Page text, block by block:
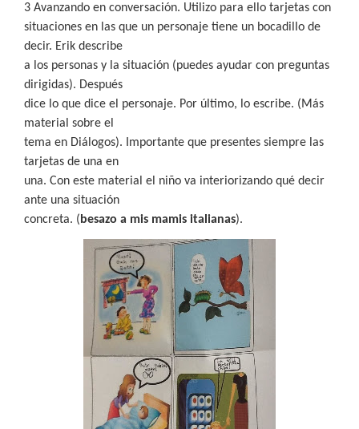
3 Avanzando en conversación. Utilizo para ello tarjetas con
situaciones en las que un personaje tiene un bocadillo de
decir. Erik describe
a los personas y la situación (puedes ayudar con preguntas
dirigidas). Después
dice lo que dice el personaje. Por último, lo escribe. (Más
material sobre el
tema en Diálogos). Importante que presentes siempre las
tarjetas de una en
una. Con este material el niño va interiorizando qué decir
ante una situación
concreta. (besazo a mis mamis italianas).